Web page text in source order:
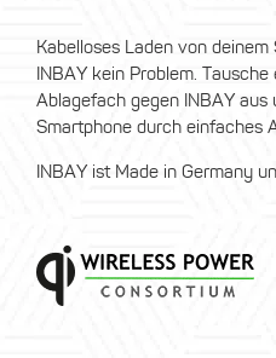
Kabelloses Laden von
INBAY kein Problem.
Ablagefach gegen INBAY aus
Smartphone durch einfaches
INBAY ist Made in Germany